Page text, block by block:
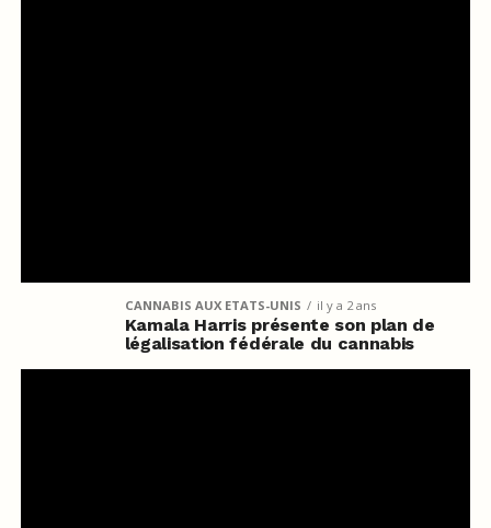
CANNABIS AUX ETATS-UNIS il y a 2 ans
Kamala Harris présente son plan de
légalisation fédérale du cannabis